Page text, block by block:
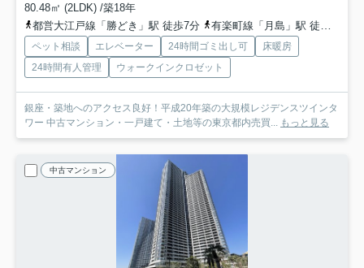
80.48㎡ (2LDK) /築18年
都営大江戸線「勝どき」駅 徒歩7分
有楽町線「月島」駅 徒歩19分
ペット相談 エレベーター 24時間ゴミ出し可
床暖房
24時間有人管理
ウォークインクロゼット
銀座・築地へのアクセス良好！平成20年築の大規模レジデンスツインタ
ワー 中古マンション・一戸建て・土地等の東京都内売買... もっと見る
中古マンション